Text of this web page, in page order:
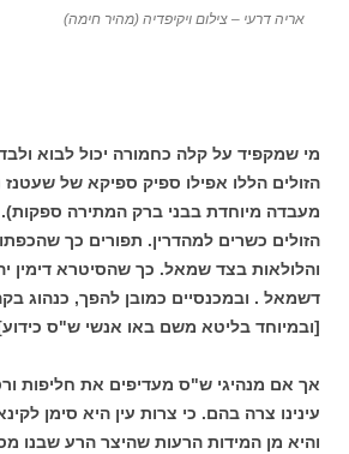
אריה דרעי – צילום ויקיפדיה (מהיר חימה)
מי שמקפיד על קלה כחמורה יכול לבוא
הזולים הללו אפילו ספיק ספיקא של
מעבדה מיוחדת בבני ברק המתירה ספקות).
הזולים כשרים למהדרין. תפורים כך
והלולאות בצד שמאל. כך שהסיטרא דימין
דשמאל . ובמכנסיים כמובן להפך, כנהוג
[ובמיוחד בליטא משם באו אנשי ש"ס
אך אם מנהיגי ש"ס מעדיפים את חליפות
עינינו צרה בהם. כי צרות עין היא סימן
והיא מן המידות הרעות שהיצר הרע שבנו